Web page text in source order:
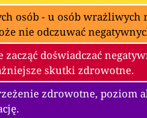
osób - u osób wrażliwych
nie odczuwać
zacząć doświadczać
skutki zdrowotne.
zdrowotne, poziom